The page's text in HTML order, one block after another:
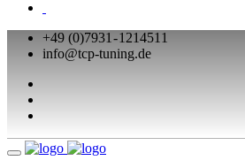
+49 (0)7931 - 1214511
info@tcp-tuning.de